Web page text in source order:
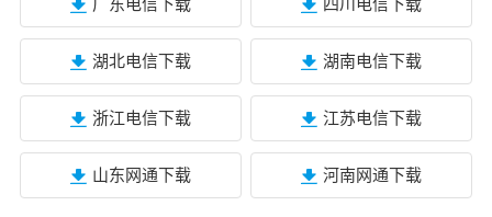
广东电信下载 四川电信下载
湖北电信下载 湖南电信下载
浙江电信下载 江苏电信下载
山东网通下载 河南网通下载